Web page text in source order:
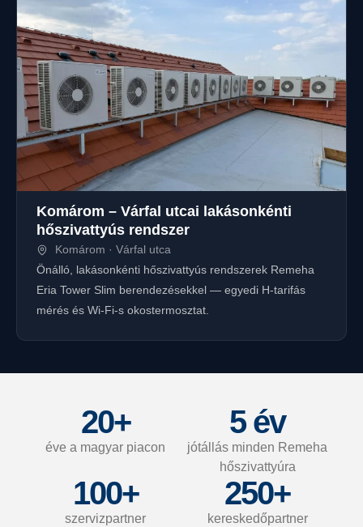
Komárom – Várfal utcai lakásonkénti
hőszivattyús rendszer
Komárom · Várfal utca
Önálló, lakásonkénti hőszivattyús rendszerek Remeha
Eria Tower Slim berendezésekkel — egyedi H-tarifás
mérés és Wi-Fi-s okostermosztat.
éve a magyar piacon
20+
jótállás minden Remeha
hőszivattyúra
5 év
szervizpartner
100+
kereskedőpartner
250+